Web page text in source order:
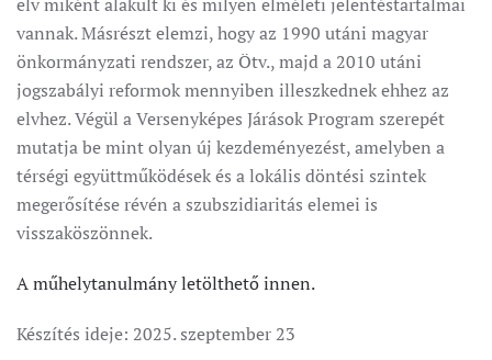
vannak. Másrészt elemzi, hogy az 1990 utáni magyar
önkormányzati rendszer, az Ötv., majd a 2010 utáni
jogszabályi reformok mennyiben illeszkednek ehhez az
elvhez. Végül a Versenyképes Járások Program szerepét
mutatja be mint olyan új kezdeményezést, amelyben a
térségi együttműködések és a lokális döntési szintek
megerősítése révén a szubszidiaritás elemei is
visszaköszönnek.
A műhelytanulmány letölthető innen.
Készítés ideje: 2025. szeptember 23